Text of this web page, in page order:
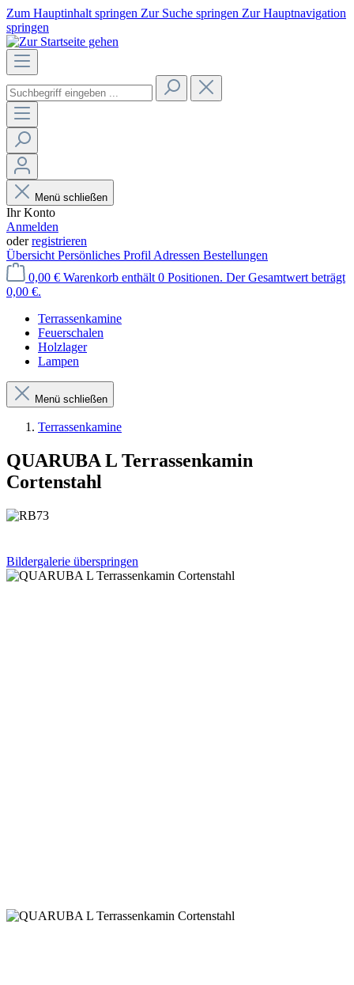
Zum Hauptinhalt springen Zur Suche springen Zur Hauptnavigation
springen
Menü schließen
Ihr Konto
Anmelden
oderregistrieren
Übersicht Persönliches Profil Adressen Bestellungen
0,00 € Warenkorb enthält 0 Positionen. Der Gesamtwert beträgt
0,00 €.
Terrassenkamine
Feuerschalen
Holzlager
Lampen
Menü schließen
Terrassenkamine
QUARUBA L Terrassenkamin
Cortenstahl
Bildergalerie überspringen